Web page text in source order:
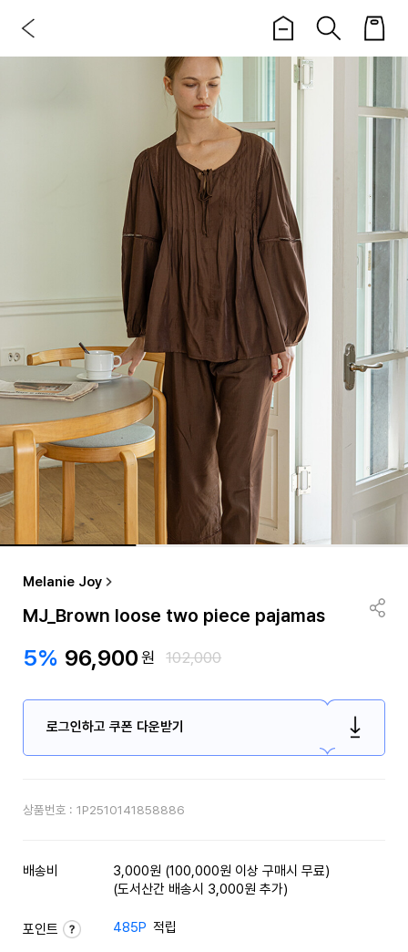
Melanie Joy
MJ_Brown loose two piece pajamas
5% 96,900원 102,000
로그인하고 쿠폰 다운받기
상품번호 : 1P2510141858886
배송비
3,000원 (100,000원 이상 구매시 무료)
(도서산간 배송시 3,000원 추가)
포인트 485P 적립